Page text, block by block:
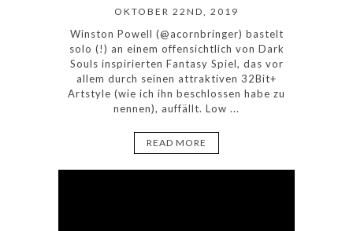
OKTOBER 22ND, 2019
Winston Powell (@acornbringer) bastelt
solo (!) an einem offensichtlich von Dark
Souls inspirierten Fantasy Spiel, das vor
allem durch seinen attraktiven 32Bit+
Artstyle (wie ich ihn beschlossen habe zu
nennen), auffällt. Low ...
READ MORE